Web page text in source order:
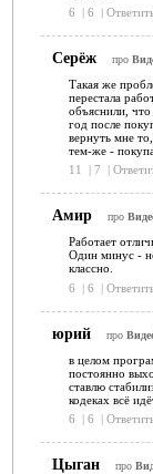
6
| 6 |
Серёж про
Такая же
перестала
объяснили, что
год после
вернуть мне
тем-же -
11
| 7 |
Амир про
Работает
Один минус -
классно.
6
| 6 |
юрий про
в целом
постоянно
ставлю
кодеках всё
6
| 6 |
Цыган про